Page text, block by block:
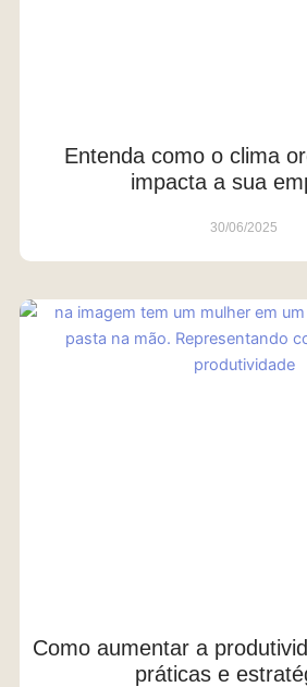
Entenda como o clima
impacta a sua
30/06/2025
Como aumentar a
práticas e